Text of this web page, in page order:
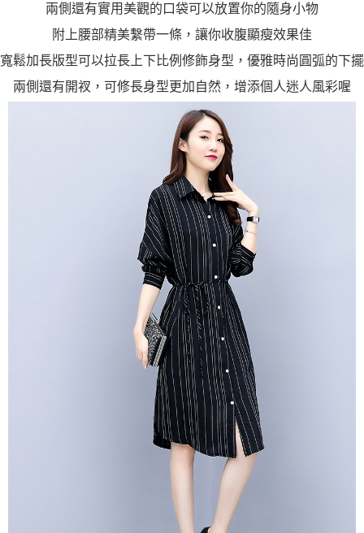
兩側還有實用美觀的口袋可以放置你的隨身小物
附上腰部精美繫帶一條，讓你收腹顯瘦效果佳
寬鬆加長版型可以拉長上下比例修飾身型，優雅時尚圓弧的下擺
兩側還有開衩，可修長身型更加自然，增添個人迷人風彩喔